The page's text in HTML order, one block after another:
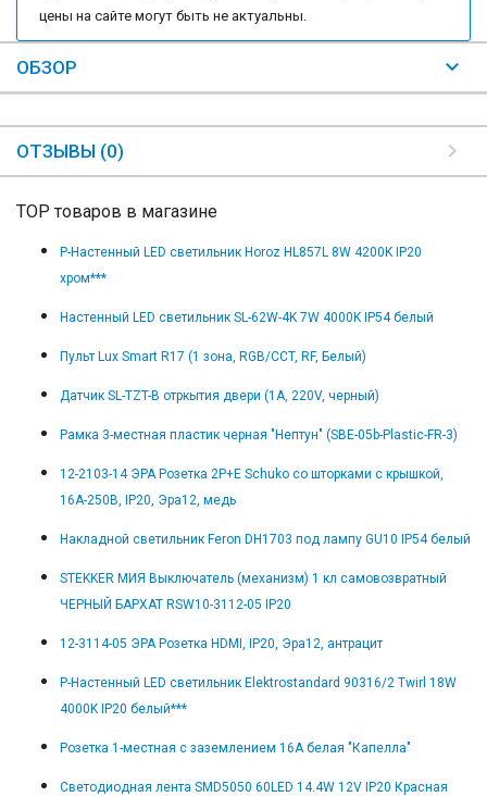
цены на сайте могут быть не актуальны.
ОБЗОР
ОТЗЫВЫ (0)
TOP товаров в магазине
Р-Настенный LED светильник Horoz HL857L 8W 4200K IP20
хром***
Настенный LED светильник SL-62W-4K 7W 4000K IP54 белый
Пульт Lux Smart R17 (1 зона, RGB/CCT, RF, Белый)
Датчик SL-TZT-B отркытия двери (1A, 220V, черный)
Рамка 3-местная пластик черная "Нептун" (SBE-05b-Plastic-FR-3)
12-2103-14 ЭРА Розетка 2P+E Schuko со шторками с крышкой,
16A-250В, IP20, Эра12, медь
Накладной светильник Feron DH1703 под лампу GU10 IP54 белый
STEKKER МИЯ Выключатель (механизм) 1 кл самовозвратный
ЧЕРНЫЙ БАРХАТ RSW10-3112-05 IP20
12-3114-05 ЭРА Розетка HDMI, IP20, Эра12, антрацит
Р-Настенный LED светильник Elektrostandard 90316/2 Twirl 18W
4000K IP20 белый***
Розетка 1-местная с заземлением 16А белая "Капелла"
Светодиодная лента SMD5050 60LED 14.4W 12V IP20 Красная